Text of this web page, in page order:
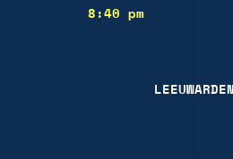
8:40 pm
LEEUWARDEN